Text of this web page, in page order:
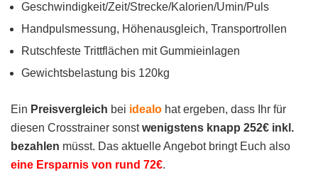
Geschwindigkeit/Zeit/Strecke/Kalorien/Umin/Puls
Handpulsmessung, Höhenausgleich, Transportrollen
Rutschfeste Trittflächen mit Gummieinlagen
Gewichtsbelastung bis 120kg
Ein Preisvergleich bei idealo hat ergeben, dass Ihr für
diesen Crosstrainer sonstwenigstens knapp 252€ inkl.
bezahlen müsst. Das aktuelle Angebot bringt Euch also
eine Ersparnis von rund 72€.